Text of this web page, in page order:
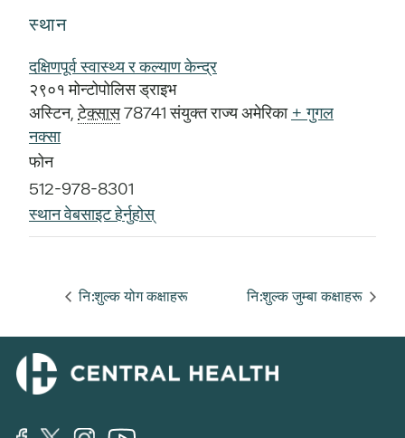
स्थान
दक्षिणपूर्व स्वास्थ्य र कल्याण केन्द्र
२९०१ मोन्टोपोलिस ड्राइभ
अस्टिन, टेक्सास78741 संयुक्त राज्य अमेरिका + गुगल
नक्सा
फोन
512-978-8301
स्थान वेबसाइट हेर्नुहोस्
नि:शुल्क योग कक्षाहरू नि:शुल्क जुम्बा कक्षाहरू